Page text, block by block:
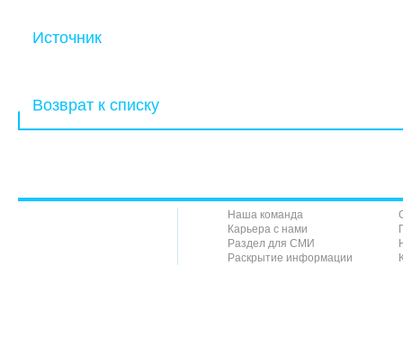
Источник
Возврат к списку
Наша команда
Карьера с нами
Раздел для СМИ
Раскрытие информации